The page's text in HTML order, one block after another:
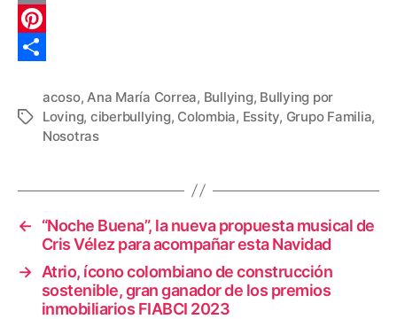
c
e
w
E
m
P
r
e
t
a
i
Etiquetas
acoso, Ana María Correa, Bullying, Bullying por
Loving, ciberbullying, Colombia, Essity, Grupo Familia,
Nosotras
←
“Noche Buena”, la nueva propuesta musical de
Cris Vélez para acompañar esta Navidad
→ Atrio, ícono colombiano de construcción
sostenible, gran ganador de los premios
inmobiliarios FIABCI 2023